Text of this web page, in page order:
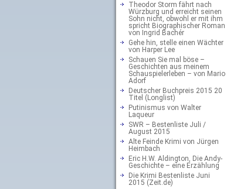
Theodor Storm fährt nach
Würzburg und erreicht seinen
Sohn nicht, obwohl er mit ihm
spricht Biographischer Roman
von Ingrid Bachér
Gehe hin, stelle einen Wächter
von Harper Lee
Schauen Sie mal böse –
Geschichten aus meinem
Schauspielerleben – von Mario
Adorf
Deutscher Buchpreis 2015 20
Titel (Longlist)
Putinismus von Walter
Laqueur
SWR – Bestenliste Juli /
August 2015
Alte Feinde Krimi von Jürgen
Heimbach
Eric H.W. Aldington, Die Andy-
Geschichte – eine Erzählung
Die Krimi Bestenliste Juni
2015 (Zeit.de)